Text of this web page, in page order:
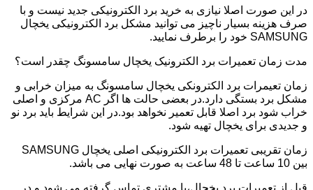
در این صورت اصلا نیازی به خرید برد الکترونیکی جدید نیست و با
صرف هزینه بسیار ناچیز می توانید مشکل برد الکترونیکی یخچال
SAMSUNG خود را برطرف نمایید.
مدت زمان تعمیرات برد الکترونیک یخچال سامسونگ چقدر است؟
زمان تعیمرات برد الکترونکی یخچال سامسونگ به میزان خرابی و
مشکل برد بستگی دارد.در بعضی حالت ها اگر AC مرکزی و اصلی
خراب شود برد اصلا قابل تعمیر نخواهد بود.در این شرایط باید برد نو
و جدیدی برای یخچال تهیه شود.
زمان تقریبی تعمیرات برد الکترونیکی اصلی یخچال SAMSUNG
بین 10 ساعت تا 48 ساعت به صورت نهایی می باشد.